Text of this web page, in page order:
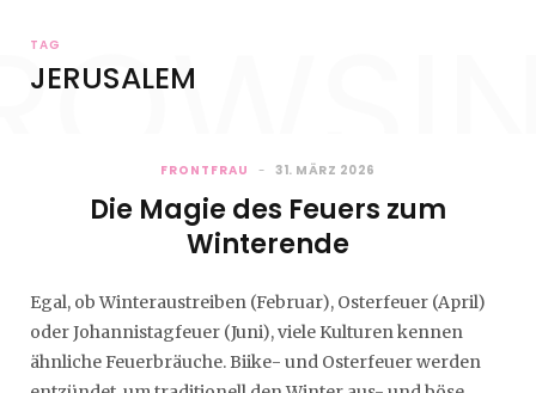
TAG
JERUSALEM
FRONTFRAU 31. MÄRZ 2026
Die Magie des Feuers zum
Winterende
Egal, ob Winteraustreiben (Februar), Osterfeuer (April)
oder Johannistagfeuer (Juni), viele Kulturen kennen
ähnliche Feuerbräuche. Biike- und Osterfeuer werden